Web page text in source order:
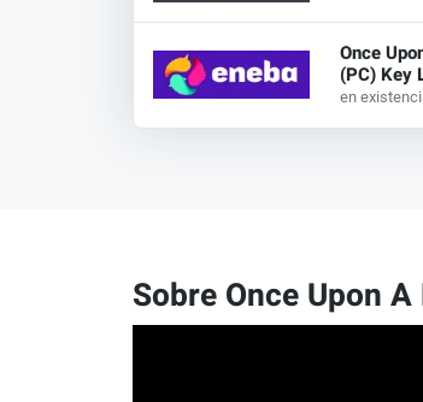
Once
(PC) Key
en
Sobre Once Upon